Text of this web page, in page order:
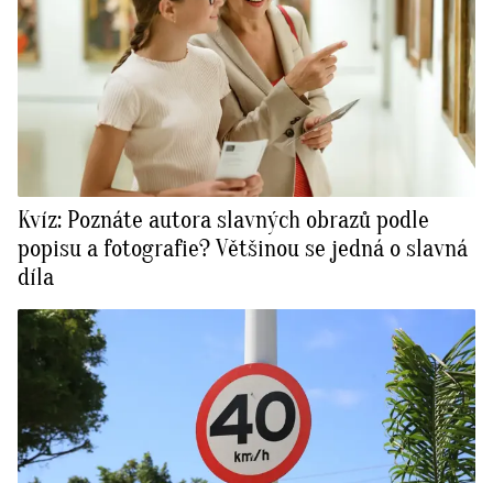
Kvíz: Poznáte autora slavných obrazů podle
popisu a fotografie? Většinou se jedná o slavná
díla